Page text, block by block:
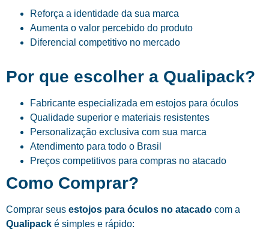
Reforça a identidade da sua marca
Aumenta o valor percebido do produto
Diferencial competitivo no mercado
Por que escolher a Qualipack?
Fabricante especializada em estojos para óculos
Qualidade superior e materiais resistentes
Personalização exclusiva com sua marca
Atendimento para todo o Brasil
Preços competitivos para compras no atacado
Como Comprar?
Comprar seus estojos para óculos no atacado com a
Qualipack é simples e rápido: